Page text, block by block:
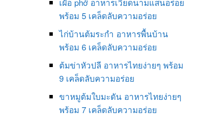
พร้อม 5 เคล็ดลับความอร่อย
ไก่บ้านต้มระกำ อาหารพื้นบ้าน
พร้อม 6 เคล็ดลับความอร่อย
ต้มข่าหัวปลี อาหารไทยง่ายๆ พร้อม
9 เคล็ดลับความอร่อย
ขาหมูต้มใบมะดัน อาหารไทยง่ายๆ
พร้อม 7 เคล็ดลับความอร่อย